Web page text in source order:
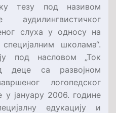
тезу под називом
аудилингвистичког
слуха у односу на
школама“.
под насловом „Ток
деце са развојном
логопедског
у јануару 2006. године
едукацију и